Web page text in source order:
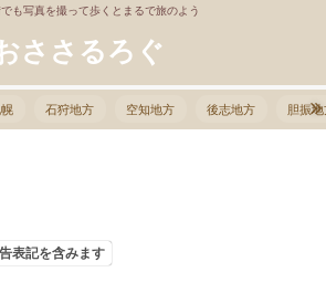
も写真を撮って歩くとまるで旅のよう
ささるろぐ
石狩地方 空知地方 後志地方 胆振
表記を含みます